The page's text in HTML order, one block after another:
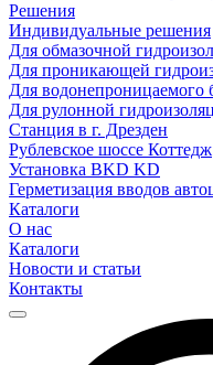
Решения
Индивидуальные решения
Для обмазочной
Для проникающей
Для водонепроницаемого
Для рулонной
Станция в г. Дрезден
Рублевское шоссе Коттедж
Установка BKD KD
Герметизация вводов
Каталоги
О нас
Каталоги
Новости и статьи
Контакты